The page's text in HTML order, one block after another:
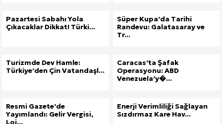
Pazartesi Sabahı Yola
Çıkacaklar Dikkat! Türki...
Süper Kupa’da Tarihi
Randevu: Galatasaray ve
Tr...
Turizmde Dev Hamle:
Türkiye’den Çin Vatandaşl...
Caracas’ta Şafak
Operasyonu: ABD
Venezuela’y�...
Resmi Gazete’de
Yayımlandı: Gelir Vergisi,
Enerji Verimliliği Sağlayan
Sızdırmaz Kare Hav...